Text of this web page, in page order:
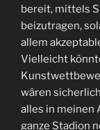
bereit, mittels
beizutragen,
allem
Vielleicht
wären
alles in meinen
ganze Stadion